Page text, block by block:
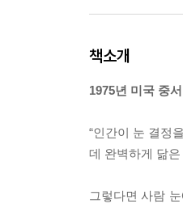
책소개
1975년 미국 중
“인간이 눈 결정
데 완벽하게 닮
그렇다면 사람